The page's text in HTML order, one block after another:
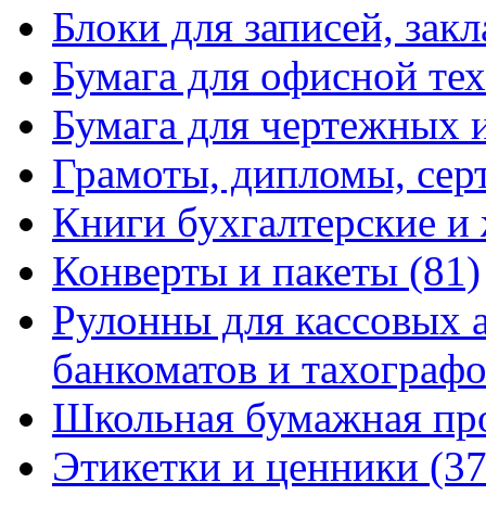
Блоки для записей,
Бумага для офисной
Бумага для чертежных
Грамоты, дипломы,
Книги бухгалтерские
Конверты и пакеты (81)
Рулонны для кассовых
банкоматов и
Школьная бумажная
Этикетки и ценники